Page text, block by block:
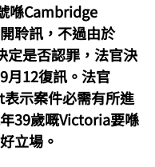
喺Cambridge
聆訊，不過由於
定是否認罪，法官決
月12復訊。法官
示案件必需有所進
39歲嘅Victoria要喺
立場。